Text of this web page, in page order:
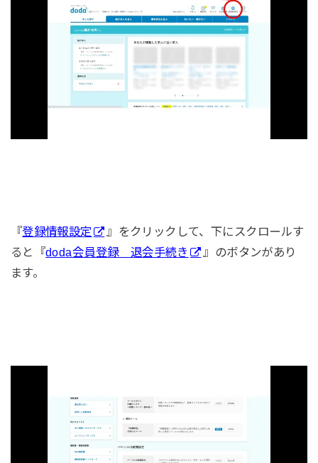
『登録情報設定
』をクリックして、下にスクロールす
ると『doda会員登録 退会手続き
』のボタンがあり
ます。